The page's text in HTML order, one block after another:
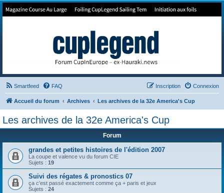
Forum de Cup In Europe
Smartfeed FAQ Connexion
Inscription
Accueil du forum Archives Les archives de la 32e America's Cup
Les archives de la 32e America's Cup
Forum
grandes et petites histoires de l'édition 2007
La coupe et valence vu du forum CIE
Sujets : 19
Suivi des régates & pronostics 07
ça c'est passé exactement comme ça + paris et jeux
Sujets : 24